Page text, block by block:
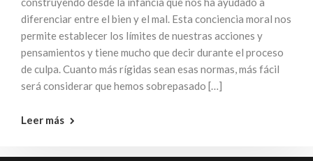
diferenciar entre el bien y el mal. Esta conciencia moral nos
permite establecer los límites de nuestras acciones y
pensamientos y tiene mucho que decir durante el proceso
de culpa. Cuanto más rígidas sean esas normas, más fácil
será considerar que hemos sobrepasado […]
Leer más